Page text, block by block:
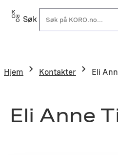
Søk
Hjem Kontakter Eli
Eli Anne